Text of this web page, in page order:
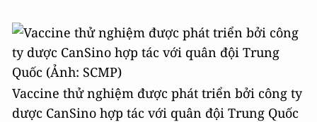
Vaccine thử nghiệm được phát triển bởi công ty
dược CanSino hợp tác với quân đội Trung Quốc